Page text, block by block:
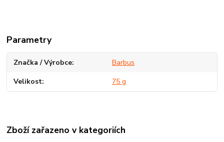
Parametry
Značka / Výrobce Barbus
Velikost 75 g
Zboží zařazeno v kategoriích